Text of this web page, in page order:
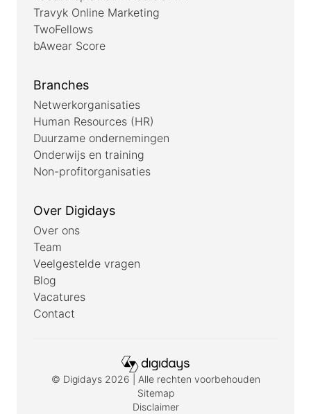
Travyk Online Marketing
TwoFellows
bAwear Score
Branches
Netwerkorganisaties
Human Resources (HR)
Duurzame ondernemingen
Onderwijs en training
Non-profitorganisaties
Over Digidays
Over ons
Team
Veelgestelde vragen
Blog
Vacatures
Contact
© Digidays 2026 | Alle rechten voorbehouden
Sitemap
Disclaimer